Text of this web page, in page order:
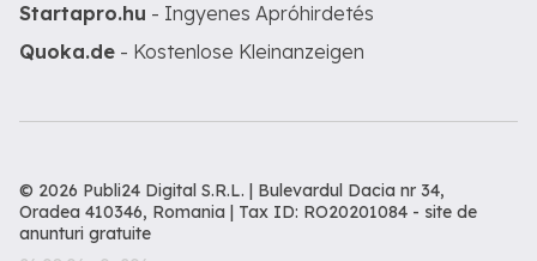
Startapro.hu - Ingyenes Apróhirdetés
Quoka.de - Kostenlose Kleinanzeigen
© 2026 Publi24 Digital S.R.L. | Bulevardul Dacia nr 34,
Oradea 410346, Romania | Tax ID: RO20201084 - site de
anunturi gratuite